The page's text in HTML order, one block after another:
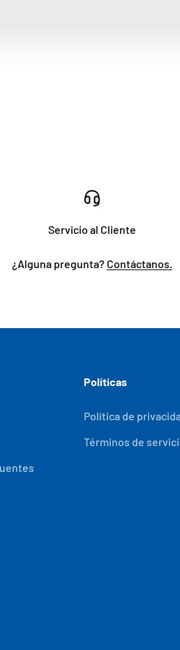
Servicio al Cliente
¿Alguna pregunta? Contáctanos.
Políticas
Política de
Términos de